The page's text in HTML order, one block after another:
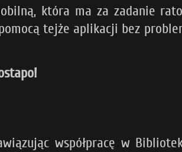
która ma za zadanie
tejże aplikacji bez
współpracę w